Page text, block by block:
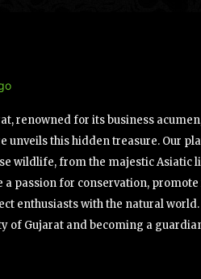
renowned for its business
unveils this hidden treasure. Our
wildlife, from the majestic Asiatic
a passion for conservation,
enthusiasts with the natural
of Gujarat and becoming a